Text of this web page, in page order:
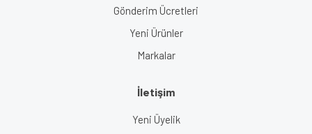
Gönderim Ücretleri
Yeni Ürünler
Markalar
İletişim
Yeni Üyelik